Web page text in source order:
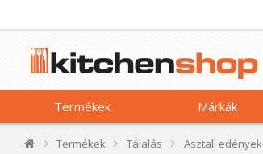
Termékek Márkák
Termékek Tálalás Asztali edények